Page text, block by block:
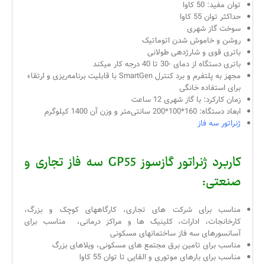
توان مفید: 50 کاوا
حداکثر توان 55 کاوا
سوخت گاز شهری
روشن و خاموش شدن اتوماتیک
باتری قوی و شارژدهی طولانی
باتری دستگاه از دمای -30 تا 40 درجه کار میکند
مجهز به پلتفرم و برد کنترل SmartGen با قابلیت برنامه‌ریزی و ارتقاء
برای استفاده خانگی
زمان کارکرد: با گاز شهری 12 ساعت
ابعاد دستگاه: 160*100*200 سانتی‌متر و وزن آن 1400 کیلوگرم
ژنراتور سه فاز
کاربرد ژنراتور گازسوز GP55 سه فاز تجاری و
صنعتی:
مناسب برای شرکت های تجاری، کارگاههای کوچک و بزرگ،
کارخانجات، ادارات، کلینیک ها و مراکز درمانی، مناسب برای
آسانسورهای سه فاز ساختمانهای مسکونی
مناسب برای تامین برق مجتمع های مسکونی، ویلاهای بزرگ
مناسب برای بارهای موتوری و القایی تا توان 55 کاوا